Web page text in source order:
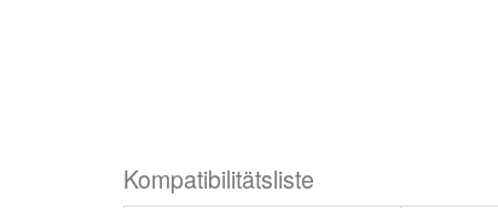
Kompatibilitätsliste